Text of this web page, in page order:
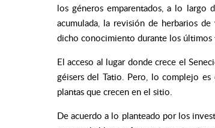
los géneros emparentados, a lo largo
acumulada, la revisión de herbarios
dicho conocimiento durante los últimos
El acceso al lugar donde crece el
géisers del Tatio. Pero, lo complejo es
plantas que crecen en el sitio.
De acuerdo a lo planteado por los